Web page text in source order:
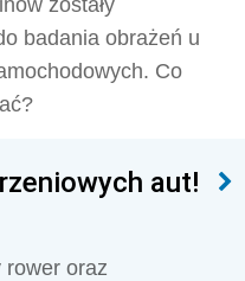
zostały
badania obrażeń u
Co
aut!
rower oraz